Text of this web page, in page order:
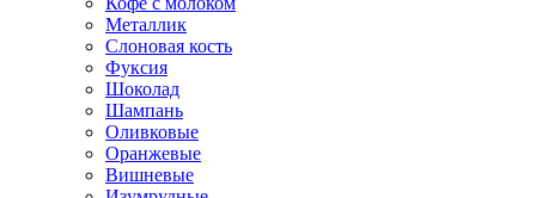
Металлик
Слоновая кость
Фуксия
Шоколад
Шампань
Оливковые
Оранжевые
Вишневые